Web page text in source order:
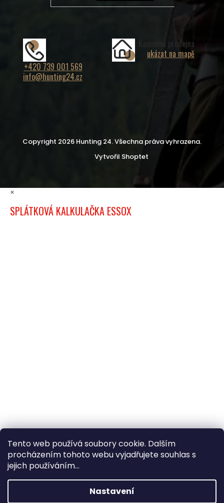
Tento web používá soubory cookie. Dalším
procházením tohoto webu vyjadřujete souhlas s
jejich používáním...
Nastavení
+420 739 001 569
info@hunting24.cz
Kamenná prodejna
ukázat na mapě
Vytvořil Shoptet
Copyright 2026 Hunting 24. Všechna práva vyhrazena.
×
SPLÁTKOVÁ KALKULAČKA ESSOX
×
Hledáte nejvýhodnější cenu? Získáte jí
pomocíregistrace